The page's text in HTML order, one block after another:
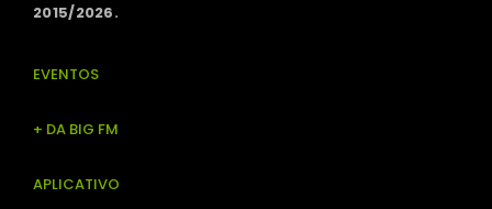
2015/2026.
EVENTOS
+ DA BIG FM
APLICATIVO